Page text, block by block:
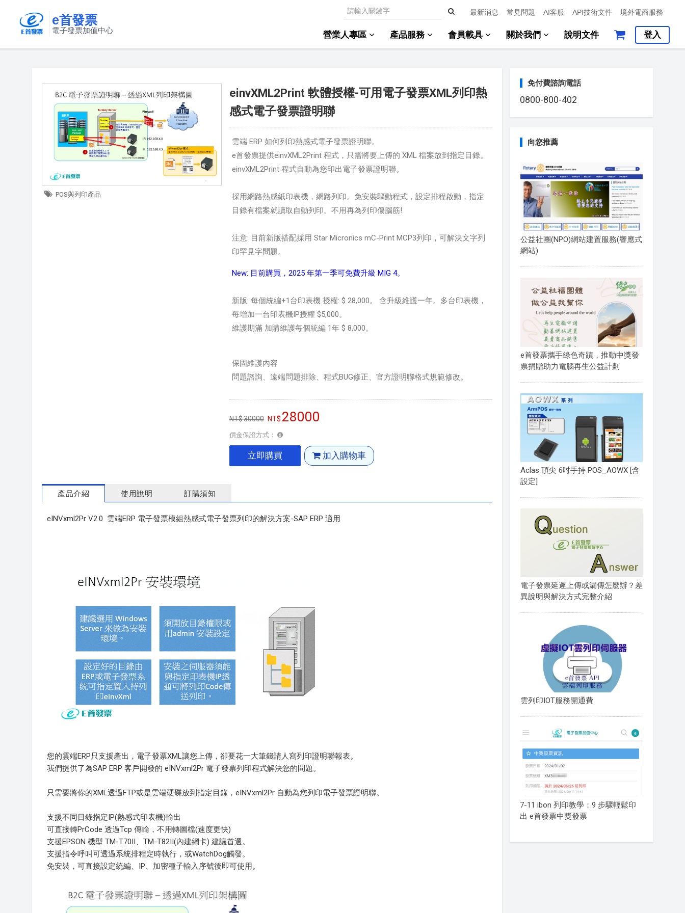
e首發票
電子發票加值中心
最新消息 常見問題 AI客服 API技術文件 境外電商服務
營業人專區 產品服務 會員載具 關於我們 說明文件 登入
POS與列印產品
einvXML2Print 軟體授權-可用電子發票XML列印熱
感式電子發票證明聯
雲端 ERP 如何列印熱感式電子發票證明聯。
e首發票提供einvXML2Print 程式，只需將要上傳的 XML 檔案放到指定目錄。
einvXML2Print 程式自動為您印出電子發票證明聯。
採用網路熱感紙印表機，網路列印。免安裝驅動程式，設定排程啟動，指定
目錄有檔案就讀取自動列印。不用再為列印傷腦筋!
注意: 目前新版搭配採用 Star Micronics mC-Print MCP3列印，可解決文字列
印罕見字問題。
New: 目前購買，2025 年第一季可免費升級 MIG 4。
新版: 每個統編+1台印表機 授權: $ 28,000。 含升級維護一年。多台印表機，
每增加一台印表機IP授權 $5,000。
維護期滿 加購維護每個統編 1年 $ 8,000。
保固維護內容
問題諮詢、遠端問題排除、程式BUG修正、官方證明聯格式規範修改。
30000 28000
價金保證方式：
立即購買 加入購物車
產品介紹 使用說明 訂購須知
eINVxml2Pr V2.0 雲端ERP 電子發票模組熱感式電子發票列印的解決方案-SAP ERP 適用
您的雲端ERP只支援產出，電子發票XML讓您上傳，卻要花一大筆錢請人寫列印證明聯報表。
我們提供了為SAP ERP 客戶開發的 eINVxml2Pr 電子發票列印程式解決您的問題。
只需要將你的XML透過FTP或是雲端硬碟放到指定目錄，eINVxml2Pr 自動為您列印電子發票證明聯。
支援不同目錄指定IP(熱感式印表機)輸出
可直接轉PrCode 透過Tcp 傳輸，不用轉圖檔(速度更快)
支援EPSON 機型 TM-T70II、TM-T82II(內建網卡) 建議首選。
支援指令呼叫可透過系統排程定時執行，或WatchDog觸發。
免安裝，可直接設定統編、IP、加密種子輸入序號後即可使用。
免付費諮詢電話
0800-800-402
向您推薦
公益社團(NPO)網站建置服務(響應式
網站)
e首發票攜手綠色奇蹟，推動中獎發
票捐贈助力電腦再生公益計劃
Aclas 頂尖 6吋手持 POS_AOWX [含
設定]
電子發票延遲上傳或漏傳怎麼辦？差
異說明與解決方式完整介紹
雲列印IOT服務開通費
7-11 ibon 列印教學：9 步驟輕鬆印
出 e首發票中獎發票